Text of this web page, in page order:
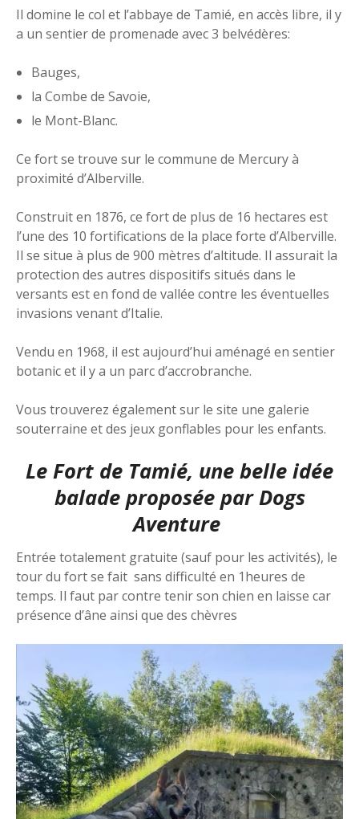
Il domine le col et l’abbaye de Tamié, en accès libre, il y
a un sentier de promenade avec 3 belvédères:
Bauges,
la Combe de Savoie,
le Mont-Blanc.
Ce fort se trouve sur le commune de Mercury à
proximité d’Alberville.
Construit en 1876, ce fort de plus de 16 hectares est
l’une des 10 fortifications de la place forte d’Alberville.
Il se situe à plus de 900 mètres d’altitude. Il assurait la
protection des autres dispositifs situés dans le
versants est en fond de vallée contre les éventuelles
invasions venant d’Italie.
Vendu en 1968, il est aujourd’hui aménagé en sentier
botanic et il y a un parc d’accrobranche.
Vous trouverez également sur le site une galerie
souterraine et des jeux gonflables pour les enfants.
Le Fort de Tamié, une belle idée
balade proposée parDogs
Aventure
Entrée totalement gratuite (sauf pour les activités), le
tour du fort se fait sans difficulté en 1heures de
temps. Il faut par contre tenir son chien en laisse car
présence d’âne ainsi que des chèvres